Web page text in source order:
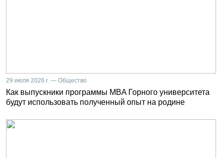
29 июля 2026 г. — Общество
Как выпускники программы MBA Горного университета
будут использовать полученный опыт на родине